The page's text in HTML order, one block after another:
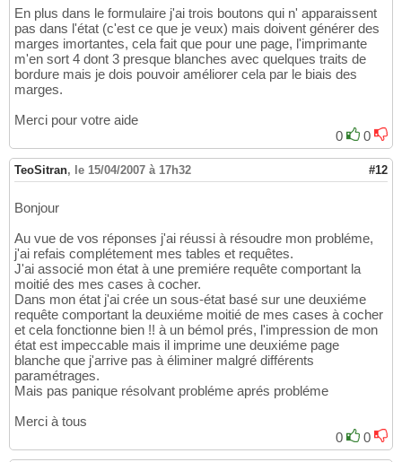
En plus dans le formulaire j'ai trois boutons qui n' apparaissent
pas dans l'état (c'est ce que je veux) mais doivent générer des
marges imortantes, cela fait que pour une page, l'imprimante
m'en sort 4 dont 3 presque blanches avec quelques traits de
bordure mais je dois pouvoir améliorer cela par le biais des
marges.
Merci pour votre aide
0
0
TeoSitran, le 15/04/2007 à 17h32 #12
Bonjour
Au vue de vos réponses j'ai réussi à résoudre mon probléme,
j'ai refais complétement mes tables et requêtes.
J'ai associé mon état à une premiére requête comportant la
moitié des mes cases à cocher.
Dans mon état j'ai crée un sous-état basé sur une deuxiéme
requête comportant la deuxiéme moitié de mes cases à cocher
et cela fonctionne bien !! à un bémol prés, l'impression de mon
état est impeccable mais il imprime une deuxiéme page
blanche que j'arrive pas à éliminer malgré différents
paramétrages.
Mais pas panique résolvant probléme aprés probléme
Merci à tous
0
0